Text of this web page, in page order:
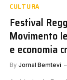
CULTURA
Festival
Movimento
e economia
By Jornal Bemtevi